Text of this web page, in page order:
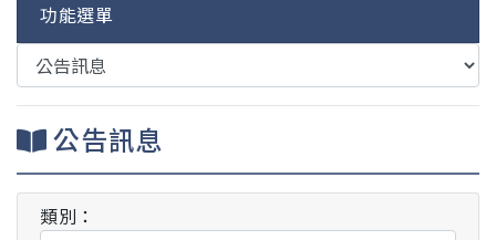
功能選單
公告訊息
類別：